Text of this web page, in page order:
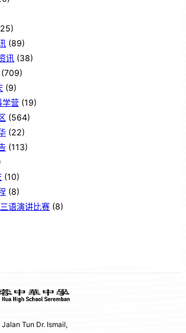
(89)
讯 (38)
(709)
(9)
营 (19)
(564)
(22)
(113)
(10)
(8)
语演讲比赛 (8)
Jalan Tun Dr. Ismail,